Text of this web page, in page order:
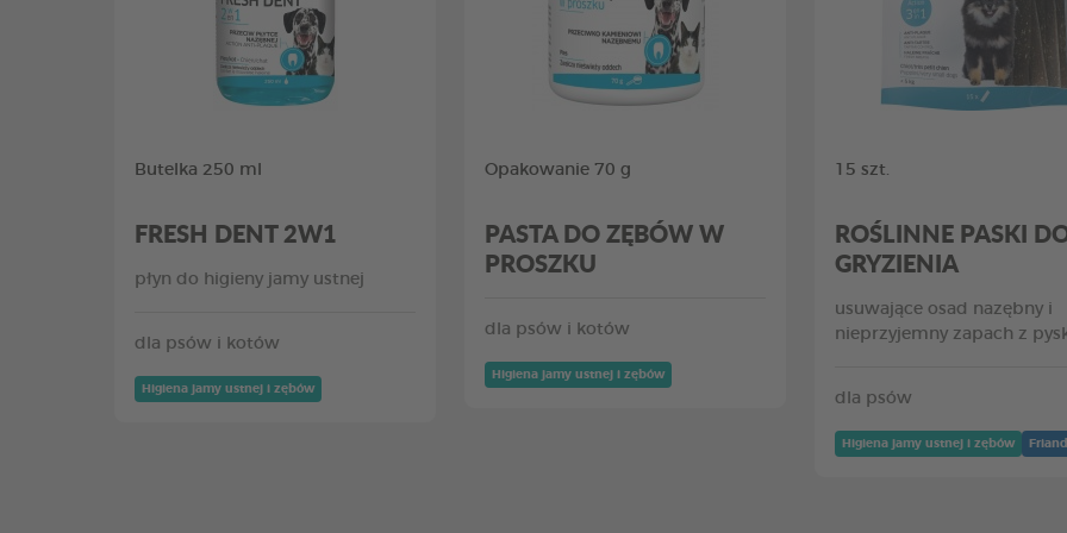
Butelka 250 ml
FRESH DENT 2W1
płyn do higieny jamy ustnej
dla psów i kotów
Higiena jamy ustnej i zębów
Opakowanie 70 g
PASTA DO ZĘBÓW W
PROSZKU
dla psów i kotów
Higiena jamy ustnej i zębów
15 szt.
ROŚLINNE PASKI
GRYZIENIA
usuwające osad nazębny i
nieprzyjemny zapach z
dla psów
Higiena jamy ustnej i zębów